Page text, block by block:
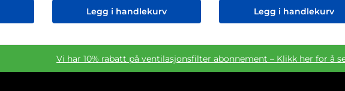
Legg i handlekurv Legg i handlekurv
Vi har 10% rabatt på ventilasjonsfilter abonnement – Klikk her for å